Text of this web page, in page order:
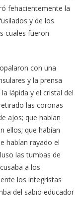
fehacientemente la
y de los
cuales fueron
con una
y la prensa
lápida y el cristal del
las coronas
ajos; que habían
ellos; que habían
habían rayado el
las tumbas de
a los
los integristas
del sabio educador